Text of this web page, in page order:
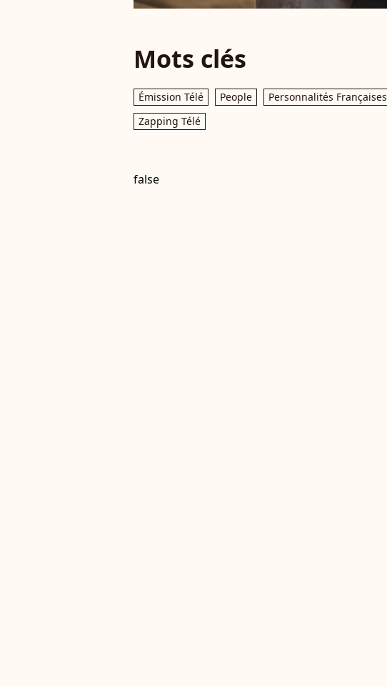
Mots clés
Émission Télé People Personnalités Françaises
Zapping Télé
false